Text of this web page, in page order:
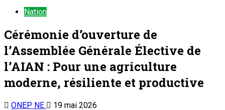
Nation
Cérémonie d’ouverture de
l’Assemblée Générale Élective de
l’AIAN : Pour une agriculture
moderne, résiliente et productive
ONEP NE 19 mai 2026